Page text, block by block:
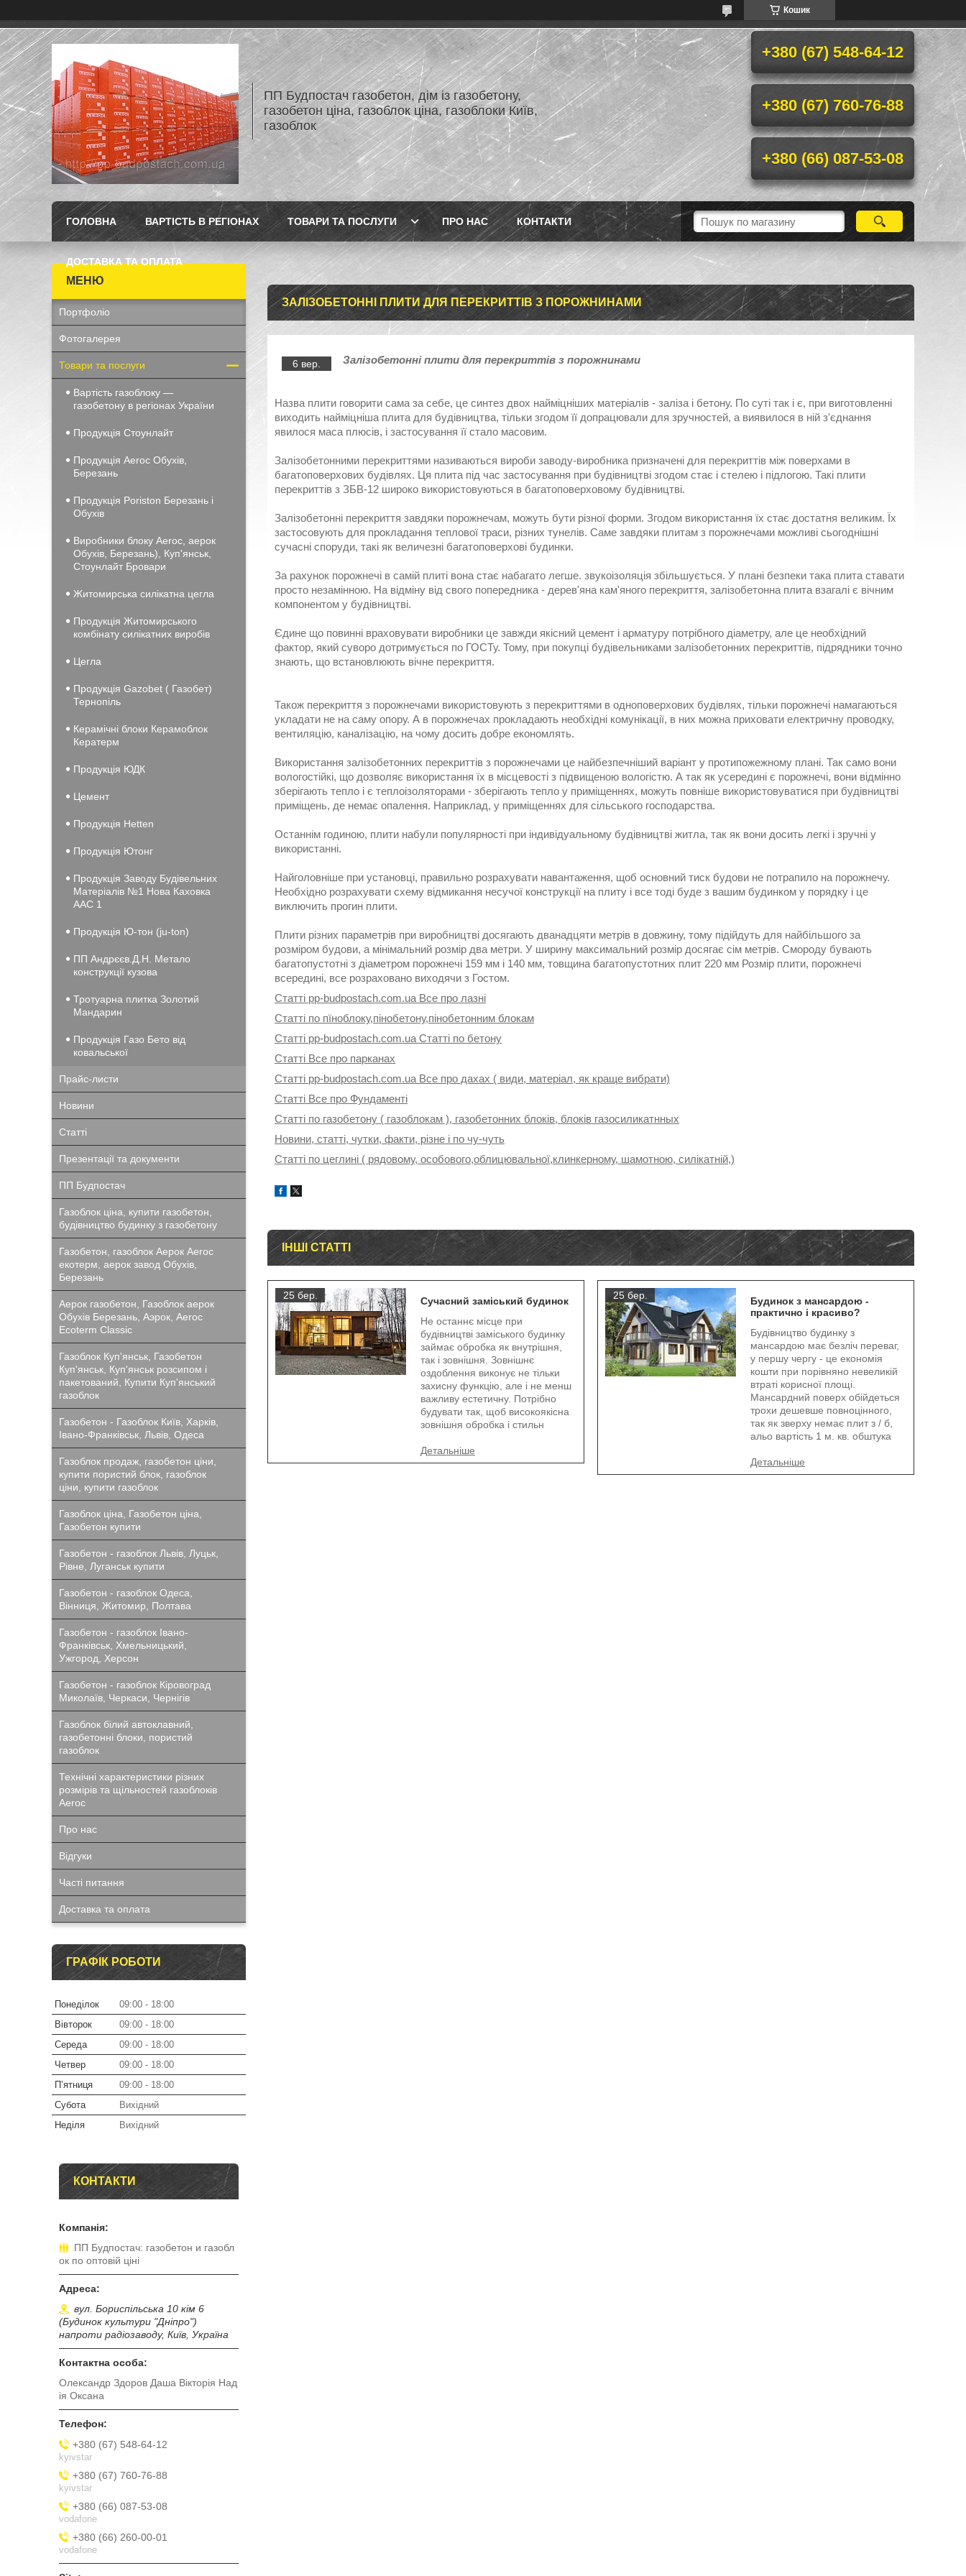
Кошик
ПП Будпостач газобетон, дім із газобетону,
газобетон ціна, газоблок ціна, газоблоки Київ,
газоблок
+380 (67) 548-64-12
+380 (67) 760-76-88
+380 (66) 087-53-08
ГОЛОВНА ВАРТІСТЬ В РЕГІОНАХ ТОВАРИ ТА ПОСЛУГИ ПРО НАС КОНТАКТИ
ДОСТАВКА ТА ОПЛАТА
ЗАЛІЗОБЕТОННІ ПЛИТИ ДЛЯ ПЕРЕКРИТТІВ З ПОРОЖНИНАМИ
6 вер. Залізобетонні плити для перекриттів з порожнинами
Назва плити говорити сама за себе, це синтез двох найміцніших матеріалів - заліза і бетону. По суті так і є, при виготовленні
виходить найміцніша плита для будівництва, тільки згодом її допрацювали для зручностей, а виявилося в ній з'єднання
явилося маса плюсів, і застосування її стало масовим.
Залізобетонними перекриттями називаються вироби заводу-виробника призначені для перекриттів між поверхами в
багатоповерхових будівлях. Ця плита під час застосування при будівництві згодом стає і стелею і підлогою. Такі плити
перекриттів з ЗБВ-12 широко використовуються в багатоповерховому будівництві.
Залізобетонні перекриття завдяки порожнечам, можуть бути різної форми. Згодом використання їх стає достатня великим. Їх
застосовують для прокладання теплової траси, різних тунелів. Саме завдяки плитам з порожнечами можливі сьогоднішні
сучасні споруди, такі як величезні багатоповерхові будинки.
За рахунок порожнечі в самій плиті вона стає набагато легше. звукоізоляція збільшується. У плані безпеки така плита ставати
просто незамінною. На відміну від свого попередника - дерев'яна кам'яного перекриття, залізобетонна плита взагалі є вічним
компонентом у будівництві.
Єдине що повинні враховувати виробники це завжди якісний цемент і арматуру потрібного діаметру, але це необхідний
фактор, який суворо дотримується по ГОСТу. Тому, при покупці будівельниками залізобетонних перекриттів, підрядники точно
знають, що встановлюють вічне перекриття.
Також перекриття з порожнечами використовують з перекриттями в одноповерхових будівлях, тільки порожнечі намагаються
укладати не на саму опору. А в порожнечах прокладають необхідні комунікації, в них можна приховати електричну проводку,
вентиляцію, каналізацію, на чому досить добре економлять.
Використання залізобетонних перекриттів з порожнечами це найбезпечніший варіант у протипожежному плані. Так само вони
вологостійкі, що дозволяє використання їх в місцевості з підвищеною вологістю. А так як усередині є порожнечі, вони відмінно
зберігають тепло і є теплоізоляторами - зберігають тепло у приміщеннях, можуть повніше використовуватися при будівництві
приміщень, де немає опалення. Наприклад, у приміщеннях для сільського господарства.
Останнім годиною, плити набули популярності при індивідуальному будівництві житла, так як вони досить легкі і зручні у
використанні.
Найголовніше при установці, правильно розрахувати навантаження, щоб основний тиск будови не потрапило на порожнечу.
Необхідно розрахувати схему відмикання несучої конструкції на плиту і все тоді буде з вашим будинком у порядку і це
виключить прогин плити.
Плити різних параметрів при виробництві досягають дванадцяти метрів в довжину, тому підійдуть для найбільшого за
розміром будови, а мінімальний розмір два метри. У ширину максимальний розмір досягає сім метрів. Смороду бувають
багатопустотні з діаметром порожнечі 159 мм і 140 мм, товщина багатопустотних плит 220 мм Розмір плити, порожнечі
всередині, все розраховано виходячи з Гостом.
Статті pp-budpostach.com.ua Все про лазні
Статті по пїноблоку,пінобетону,пінобетонним блокам
Статті pp-budpostach.com.ua Статті по бетону
Статті Все про парканах
Статті pp-budpostach.com.ua Все про дахах ( види, матеріал, як краще вибрати)
Статті Все про Фундаменті
Статті по газобетону ( газоблокам ), газобетонних блоків, блоків газосиликатнных
Новини, статті, чутки, факти, різне і по чу-чуть
Статті по цеглині ( рядовому, особового,облицювальної,клинкерному, шамотною, силікатній,)
ІНШІ СТАТТІ
25 бер.
Сучасний заміський будинок
Не останнє місце при
будівництві заміського будинку
займає обробка як внутрішня,
так і зовнішня. Зовнішнє
оздоблення виконує не тільки
захисну функцію, але і не менш
важливу естетичну. Потрібно
будувати так, щоб високоякісна
зовнішня обробка і стильн
25 бер.
Будинок з мансардою -
практично і красиво?
Будівництво будинку з
мансардою має безліч переваг,
у першу чергу - це економія
кошти при порівняно невеликій
втраті корисної площі.
Мансардний поверх обійдеться
трохи дешевше повноцінного,
так як зверху немає плит з / б,
альо вартість 1 м. кв. обштука
Портфоліо
Фотогалерея
Товари та послуги
Вартість газоблоку —
газобетону в регіонах України
Продукція Стоунлайт
Продукція Aeroc Обухів,
Березань
Продукція Poriston Березань і
Обухів
Виробники блоку Aeroc, аерок
Обухів, Березань), Куп'янськ,
Стоунлайт Бровари
Житомирська силікатна цегла
Продукція Житомирського
комбінату силікатних виробів
Цегла
Продукція Gazobet ( Газобет)
Тернопіль
Керамічні блоки Керамоблок
Кератерм
Продукція ЮДК
Цемент
Продукція Hеtten
Продукція Ютонг
Продукція Заводу Будівельних
Матеріалів №1 Нова Каховка
ААС 1
Продукція Ю-тон (ju-ton)
ПП Андрєєв.Д.Н. Метало
конструкції кузова
Тротуарна плитка Золотий
Мандарин
Продукція Газо Бето від
ковальської
Прайс-листи
Новини
Статті
Презентації та документи
ПП Будпостач
Газоблок ціна, купити газобетон,
будівництво будинку з газобетону
Газобетон, газоблок Аерок Aeroc
екотерм, аерок завод Обухів,
Березань
Аерок газобетон, Газоблок аерок
Обухів Березань, Аэрок, Aeroc
Ecoterm Classic
Газоблок Куп'янськ, Газобетон
Куп'янськ, Куп'янськ розсипом і
пакетований, Купити Куп'янський
газоблок
Газобетон - Газоблок Київ, Харків,
Івано-Франківськ, Львів, Одеса
Газоблок продаж, газобетон ціни,
купити пористий блок, газоблок
ціни, купити газоблок
Газоблок ціна, Газобетон ціна,
Газобетон купити
Газобетон - газоблок Львів, Луцьк,
Рівне, Луганськ купити
Газобетон - газоблок Одеса,
Вінниця, Житомир, Полтава
Газобетон - газоблок Івано-
Франківськ, Хмельницький,
Ужгород, Херсон
Газобетон - газоблок Кіровоград
Миколаїв, Черкаси, Чернігів
Газоблок білий автоклавний,
газобетонні блоки, пористий
газоблок
Технічні характеристики різних
розмірів та щільностей газоблоків
Aeroc
Про нас
Відгуки
Часті питання
Доставка та оплата
ГРАФІК РОБОТИ
Понеділок 09:00
18:00
Вівторок
09:00
18:00
Середа
09:00
18:00
Четвер
09:00
18:00
Пʼятниця
09:00
18:00
Субота
Вихідний
Неділя
Вихідний
КОНТАКТИ
ПП Будпостач: газобетон и газобл
ок по оптовій ціні
вул. Бориспільська 10 кім 6
(Будинок культури "Дніпро")
напроти радіозаводу, Київ, Україна
Олександр Здоров Даша Вікторія Над
ія Оксана
+380 (67) 548-64-12
kyivstar
+380 (67) 760-76-88
kyivstar
+380 (66) 087-53-08
vodafone
+380 (66) 260-00-01
vodafone